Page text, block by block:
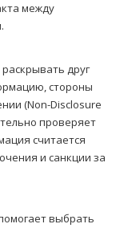
между
друг
стороны
(Non-Disclosure
проверяет
считается
и санкции за
выбрать